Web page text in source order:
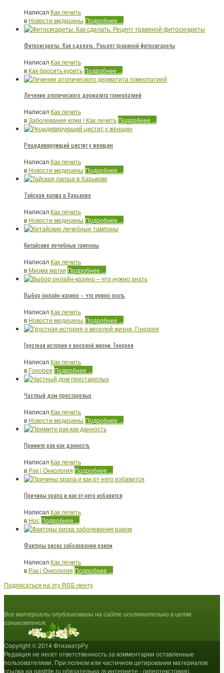
Написал Как лечить
в Новости медицины Подробнее ...
Фитосигареты. Как сделать. Рецепт травяной фитосигареты
Написал Как лечить
в Как бросить курить Подробнее ...
Лечение атопического дерматита гомеопатией
Написал Как лечить
вЗаболевания кожи | Как лечить Подробнее ...
Рецидивирующий цистит у женщин
Написал Как лечить
в Новости медицины Подробнее ...
Тайская лапша в Харькове
Написал Как лечить
в Новости медицины Подробнее ...
Китайские лечебные тампоны
Написал Как лечить
в Миома матки Подробнее ...
Выбор онлайн-казино – что нужно знать
Написал Как лечить
в Новости медицины Подробнее ...
Грустная история о веселой жизни. Гонорея
Написал Как лечить
в Гонорея Подробнее ...
Частный дом престарелых
Написал Как лечить
в Новости медицины Подробнее ...
Примите рак как данность
Написал Как лечить
в Рак | Онкология Подробнее ...
Причины храпа и как от него избавится
Написал Как лечить
в Нос Подробнее ...
Факторы риска заболевания раком
Написал Как лечить
в Рак | Онкология Подробнее ...
Подписаться на эту RSS-ленту
Все материалы опубликованы на сайте исключительно в целях
ознакомления.
Copyright © 2014 ФтизиатрРу
Редакция не несет ответственность за комментарии оставленные
пользователями. При полном или частичном цитировании материалов
ссылка на gastrite.ru обязательна (в интернете - гипертекстовая).